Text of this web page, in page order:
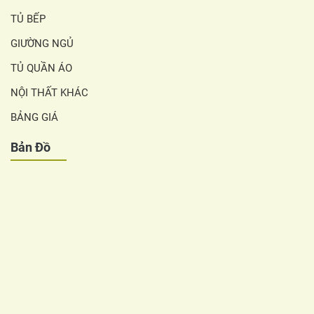
TỦ BẾP
GIƯỜNG NGỦ
TỦ QUẦN ÁO
NỘI THẤT KHÁC
BẢNG GIÁ
Bản Đồ